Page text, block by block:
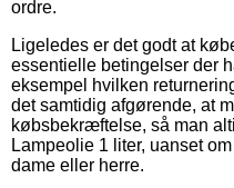
ordre.
Ligeledes er det godt at
essentielle betingelser der
eksempel hvilken
det samtidig afgørende, at
købsbekræftelse, så man
Lampeolie 1 liter, uanset
dame eller herre.